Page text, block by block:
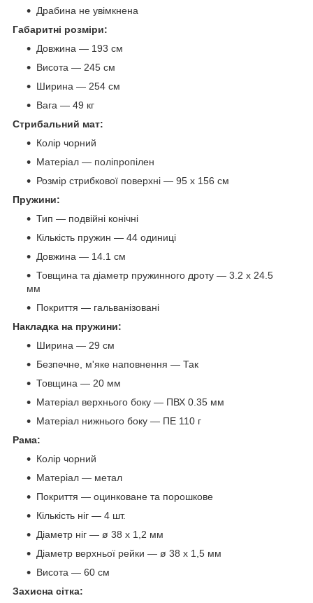
Драбина не увімкнена
Габаритні розміри:
Довжина — 193 см
Висота — 245 см
Ширина — 254 см
Вага — 49 кг
Стрибальний мат:
Колір чорний
Матеріал — поліпропілен
Розмір стрибкової поверхні — 95 х 156 см
Пружини:
Тип — подвійні конічні
Кількість пружин — 44 одиниці
Довжина — 14.1 см
Товщина та діаметр пружинного дроту — 3.2 x 24.5
мм
Покриття — гальванізовані
Накладка на пружини:
Ширина — 29 см
Безпечне, м'яке наповнення — Так
Товщина — 20 мм
Матеріал верхнього боку — ПВХ 0.35 мм
Матеріал нижнього боку — ПЕ 110 г
Рама:
Колір чорний
Матеріал — метал
Покриття — оцинковане та порошкове
Кількість ніг — 4 шт.
Діаметр ніг — ø 38 x 1,2 мм
Діаметр верхньої рейки — ø 38 x 1,5 мм
Висота — 60 см
Захисна сітка: